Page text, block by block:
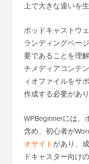
上で大きな違いを生
ポッドキャストウ
ランディングペー
要であることを理
チメディアコンテ
ィオファイルをサ
作成する必要があり
WPBeginnerには、
含め、初心者が
オサイトがあり、
ドキャスター向け